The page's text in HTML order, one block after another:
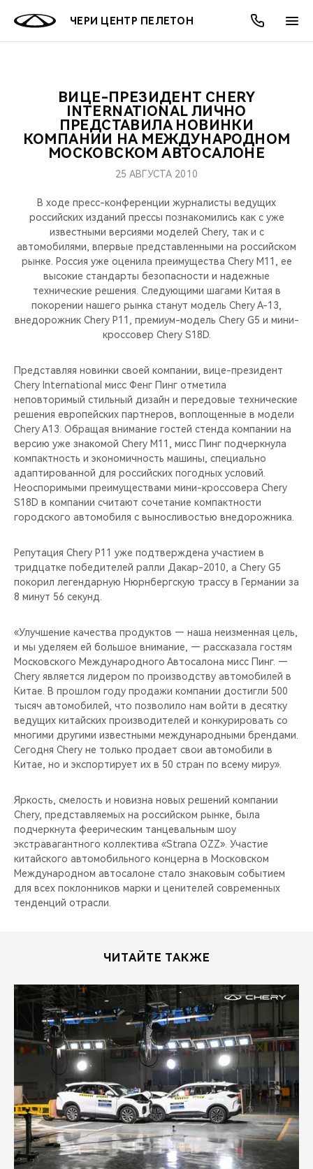
ЧЕРИ ЦЕНТР ПЕЛЕТОН
МОДЕЛИ
ВСЕ МОДЕЛИ
СЕДАНЫ
НОВИНКИ
ПОКУПАТЕЛЯМ
ВЫБОР И ПОКУПКА
КРЕДИТ И СТРАХОВАНИЕ
ВЛАДЕЛЬЦАМ
СЕРВИС
ЗАПЧАСТИ И АКСЕССУАРЫ
ПОДДЕРЖКА
CHERY CONNECT
МИР CHERY
АКСЕССУАРЫ
CHERY В СОЦСЕТЯХ
ЛЮДИ CHERY
БЛАГОТВОРИТЕЛЬНОСТЬ
НАШИ МЕРОПРИЯТИЯ
ВИДЕООБЗОРЫ
CHERY ДЛЯ ДЕТЕЙ
АКЦИИ
ВЫГОДЫ И АКЦИИ
ОНЛАЙН СЕРВИСЫ
ВЫБОР И ПОКУПКА
О КОМПАНИИ
О НАС
ВИЦЕ-ПРЕЗИДЕНТ CHERY
INTERNATIONAL ЛИЧНО
ПРЕДСТАВИЛА НОВИНКИ
КОМПАНИИ НА МЕЖДУНАРОДНОМ
МОСКОВСКОМ АВТОСАЛОНЕ
25 АВГУСТА 2010
В ходе пресс-конференции журналисты ведущих
российских изданий прессы познакомились как с уже
известными версиями моделей Chery, так и с
автомобилями, впервые представленными на российском
рынке. Россия уже оценила преимущества Chery M11, ее
высокие стандарты безопасности и надежные
технические решения. Следующими шагами Китая в
покорении нашего рынка станут модель Chery A-13,
внедорожник Chery P11, премиум-модель Chery G5 и мини-
кроссовер Chery S18D.
Представляя новинки своей компании, вице-президент
Chery International мисс Фенг Пинг отметила
неповторимый стильный дизайн и передовые технические
решения европейских партнеров, воплощенные в модели
Chery A13. Обращая внимание гостей стенда компании на
версию уже знакомой Chery M11, мисс Пинг подчеркнула
компактность и экономичность машины, специально
адаптированной для российских погодных условий.
Неоспоримыми преимуществами мини-кроссовера Chery
S18D в компании считают сочетание компактности
городского автомобиля с выносливостью внедорожника.
Репутация Chery Р11 уже подтверждена участием в
тридцатке победителей ралли Дакар-2010, а Chery G5
покорил легендарную Нюрнбергскую трассу в Германии за
8 минут 56 секунд.
«Улучшение качества продуктов — наша неизменная цель,
и мы уделяем ей большое внимание, — рассказала гостям
Московского Международного Автосалона мисс Пинг. —
Chery является лидером по производству автомобилей в
Китае. В прошлом году продажи компании достигли 500
тысяч автомобилей, что позволило нам войти в десятку
ведущих китайских производителей и конкурировать со
многими другими известными международными брендами.
Сегодня Chery не только продает свои автомобили в
Китае, но и экспортирует их в 50 стран по всему миру».
Яркость, смелость и новизна новых решений компании
Chery, представляемых на российском рынке, была
подчеркнута феерическим танцевальным шоу
экстравагантного коллектива «Strana OZZ». Участие
китайского автомобильного концерна в Московском
Международном автосалоне стало знаковым событием
для всех поклонников марки и ценителей современных
тенденций отрасли.
ЧИТАЙТЕ ТАКЖЕ